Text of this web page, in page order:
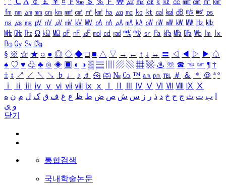
㎙ ㎚ ㎛ ㎜ ㎝ ㎞ ㎟ ㎠ ㎡ ㎢ ㏊ ㎍ ㎎ ㎏ ㏏ ㎈ ㎉ ㏈ ㎧ ㎨ ㎰
㎱ ㎲ ㎳ ㎴ ㎵ ㎶ ㎷ ㎸ ㎹ ㎀ ㎁ ㎂ ㎃ ㎄ ㎺ ㎻ ㎽ ㎾ ㎿ ㎐ ㎑
㎒ ㎓ ㎔ Ω ㏀ ㏁ ㎊ ㎋ ㎌ ㏖ ㏅ ㎭ ㎮ ㎯ ㏛ ㎩ ㎪ ㎫ ㎬ ㏝ ㏐
㏓
㏃ ㏉ ㏜ ㏆
§ ※ ☆ ★ ○ ● ◎ ◇ ◆ □ ■ △ ▽ → ← ↑ ↓ ↔ 〓 ◁ ◀ ▷ ▶ ♤
♠ ♡ ♥ ♧ ♣ ⊙ ◈ ▣ ◐ ◑ ▒ ▤ ▨ ▧ ▦ ▩ ♨ ☏ ☎ ☜ ☞ ¶ †
‡ ↕ ↗ ↙ ↖ ↘ ♭ ♩ ♪ ♬ ㉿ ㈜ № ㏇ ™ ㏂ ㏘ ℡ ＃ ＆ ＊ ＠ ª º
ⅰ
ⅱ ⅲ ⅳ ⅴ ⅵ ⅶ ⅷ ⅸ ⅹ Ⅳ Ⅴ Ⅵ Ⅶ Ⅷ Ⅸ Ⅹ
ب ت ث ج ح خ د ذ ر ز س ش ص ض ط ظ ع غ ف ق ک ل م ن ه
و ی
닫기
통합검색
국내학술논문